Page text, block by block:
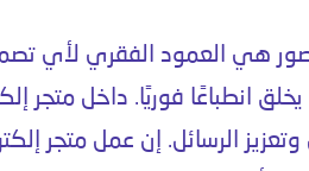
هي العمود الفقري لأي
انطباعًا فوريًا. داخل متجر
الرسائل. إن عمل متجر